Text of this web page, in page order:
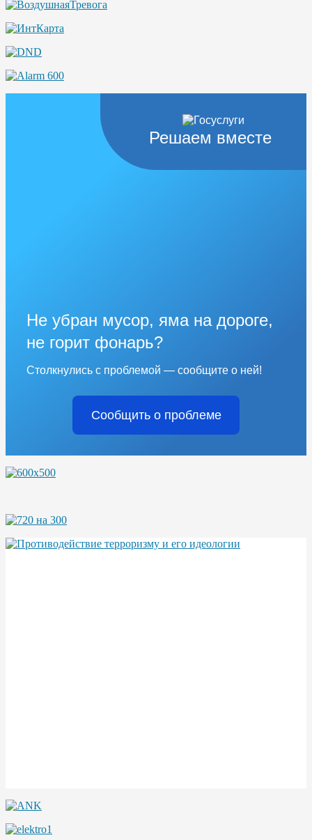
Решаем вместе
Не убран мусор, яма на дороге,
не горит фонарь?
Столкнулись с проблемой — сообщите о ней!
Сообщить о проблеме